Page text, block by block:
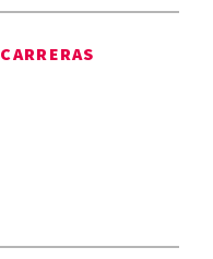
CARRERAS